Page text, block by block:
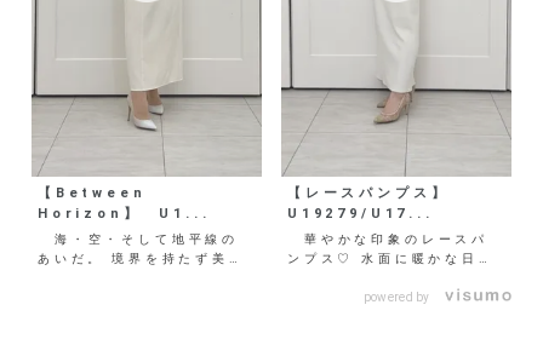
【Between
Horizon】 U1...
海・空・そして地平線の
あいだ。 境界を持たず美し
【レースパンプス】
U19279/U17...
華やかな印象のレースパ
ンプス♡ 水面に暖かな日差
ムは、身に付けるだけで優
powered by